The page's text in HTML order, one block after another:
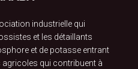
industrielle qui
et les détaillants
et de potasse entrant
qui contribuent à